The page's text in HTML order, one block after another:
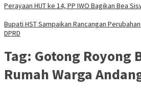
Perayaan HUT ke 14, PP IWO Bagikan Bea
Bupati HST Sampaikan Rancangan Perubahan
DPRD
Tag: Gotong Royong
Rumah Warga